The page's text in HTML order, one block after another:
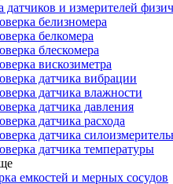
датчиков и измерителей
белизномера
белкомера
блескомера
вискозиметра
датчика вибрации
датчика влажности
датчика давления
датчика расхода
датчика
датчика температуры